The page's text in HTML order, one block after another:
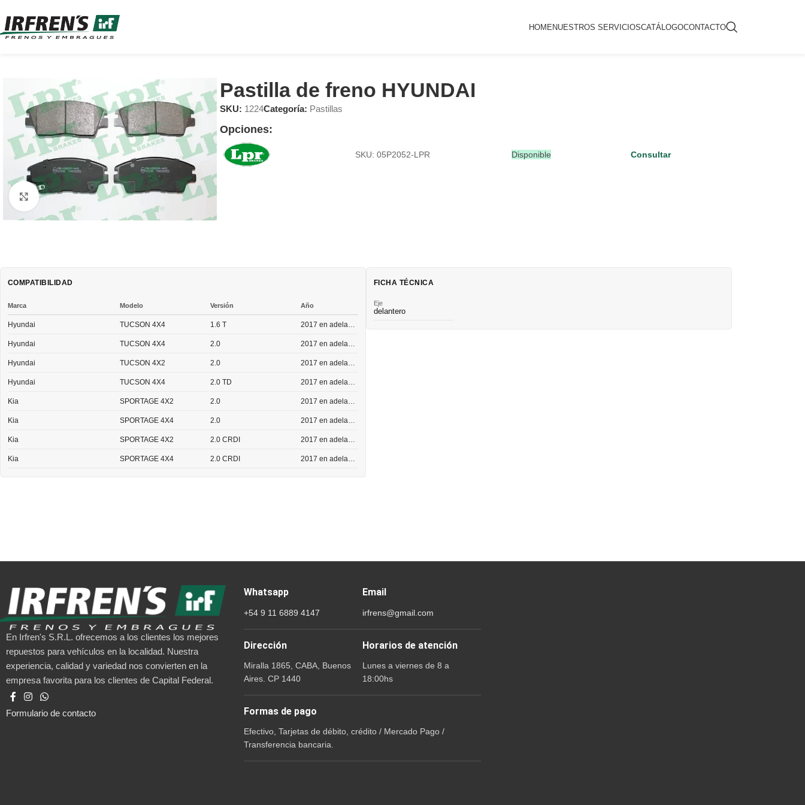
HOMENUESTROS SERVICIOSCATÁLOGOCONTACTO
Clic para ampliar
Pastilla de freno HYUNDAI
SKU: 1224Categoría: Pastillas
Opciones:
SKU: 05P2052-LPR Disponible Consultar
COMPATIBILIDAD
Marca Modelo Versión Año
Hyundai TUCSON 4X4 1.6 T
Hyundai TUCSON 4X4 2.0
Hyundai TUCSON 4X2 2.0
Hyundai TUCSON 4X4 2.0 TD
Kia SPORTAGE 4X2 2.0
Kia SPORTAGE 4X4 2.0
Kia SPORTAGE 4X2 2.0 CRDI
Kia SPORTAGE 4X4 2.0 CRDI
FICHA TÉCNICA
Eje
delantero
En Irfren's S.R.L. ofrecemos a los clientes los mejores
repuestos para vehículos en la localidad. Nuestra
experiencia, calidad y variedad nos convierten en la
empresa favorita para los clientes de Capital Federal.
Formulario de contacto
Whatsapp
+54 9 11 6889 4147
Email
irfrens@gmail.com
Dirección
Miralla 1865, CABA, Buenos
Aires. CP 1440
Horarios de atención
Lunes a viernes de 8 a
18:00hs
Formas de pago
Efectivo, Tarjetas de débito, crédito / Mercado Pago /
Transferencia bancaria.